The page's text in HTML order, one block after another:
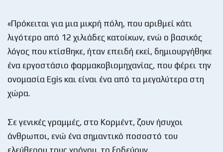
«Πρόκειται για μια μικρή πόλη, που αριθμεί κάτι
λιγότερο από 12 χιλιάδες κατοίκων, ενώ ο βασικός
λόγος που κτίσθηκε, ήταν επειδή εκεί, δημιουργήθηκε
ένα εργοστάσιο φαρμακοβιομηχανίας, που φέρει την
ονομασία Egis και είναι ένα από τα μεγαλύτερα στη
χώρα.
Σε γενικές γραμμές, στο Κορμέντ, ζουν ήσυχοι
άνθρωποι, ενώ ένα σημαντικό ποσοστό του
ελεύθερου τους χρόνου, το ξοδεύουν,